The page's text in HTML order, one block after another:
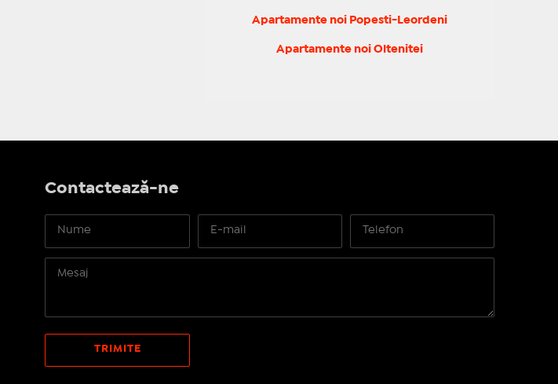
Apartamente noi Popesti-Leordeni
Apartamente noi Oltenitei
Contactează-ne